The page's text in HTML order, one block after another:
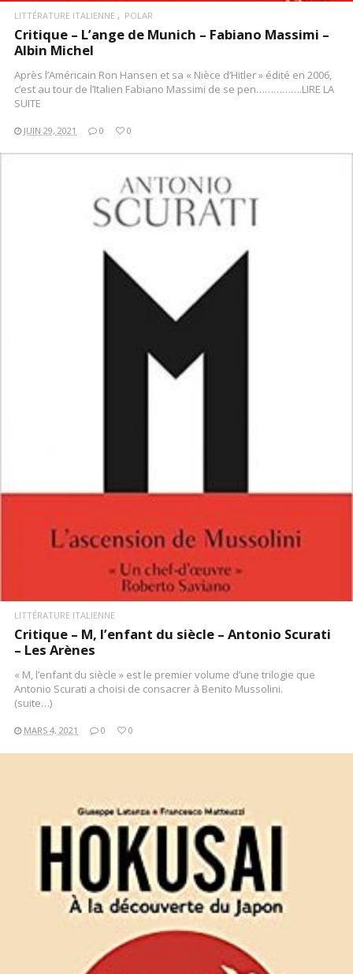
LITTÉRATURE ITALIENNE POLAR
Critique – L’ange de Munich – Fabiano Massimi –
Albin Michel
Après l’Américain Ron Hansen et sa « Nièce d’Hitler » édité en 2006,
c’est au tour de l’Italien Fabiano Massimi de se pen…………….LIRE LA
SUITE
JUIN 29, 2021 0 0
LITTÉRATURE ITALIENNE
Critique – M, l’enfant du siècle – Antonio Scurati
– Les Arènes
« M, l’enfant du siècle » est le premier volume d’une trilogie que
Antonio Scurati a choisi de consacrer à Benito Mussolini.
(suite…)
MARS 4, 2021 0 0